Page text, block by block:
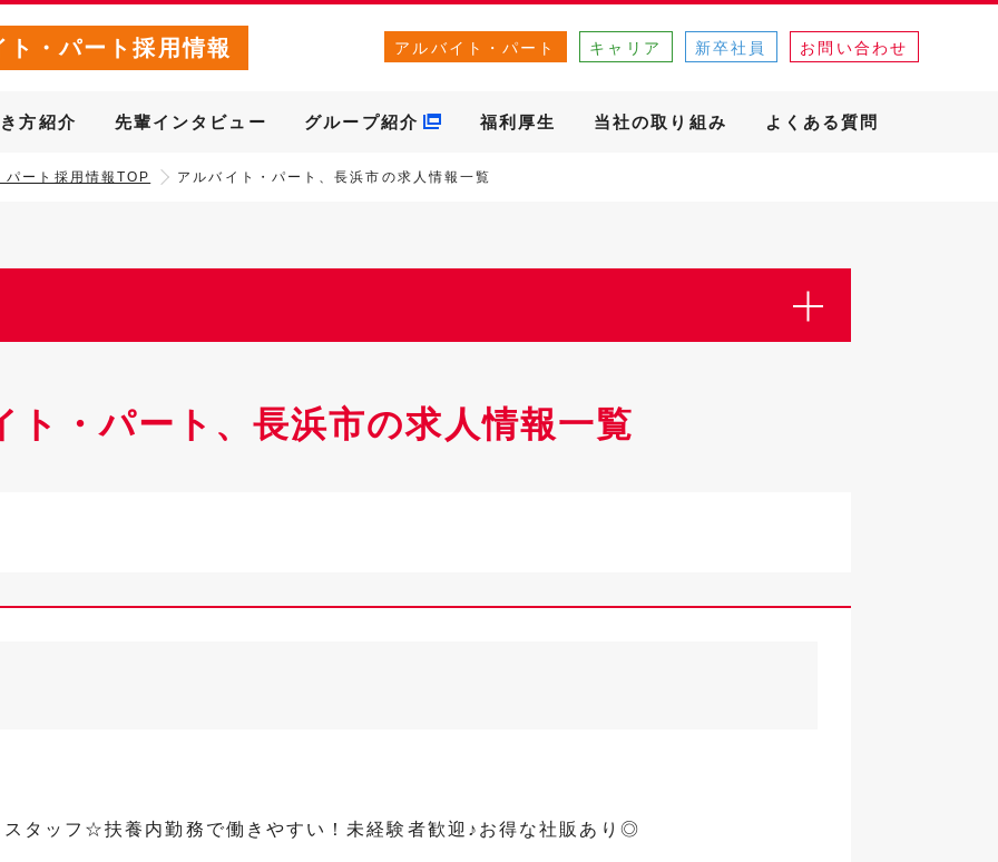
ト・パート採用情報 アルバイト・パート キャリア 新卒社員 お問い合わせ
方紹介 先輩インタビュー グループ紹介 福利厚生 当社の取り組み よくある質問
パート採用情報TOP アルバイト・パート、長浜市の求人情報一覧
ト・パート、長浜市の求人情報一覧
タッフ☆扶養内勤務で働きやすい！未経験者歓迎♪お得な社販あり◎